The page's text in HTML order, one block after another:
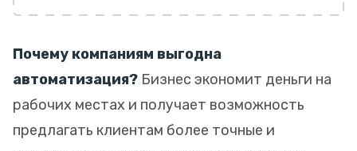
Почему компаниям выгодна
автоматизация? Бизнес экономит деньги на
рабочих местах и получает возможность
предлагать клиентам более точные и